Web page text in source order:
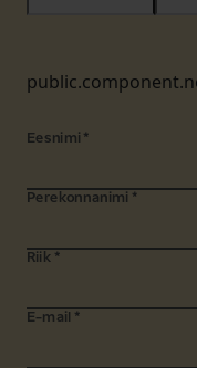
Eesnimi *
Perekonnanimi *
Riik *
E-mail *